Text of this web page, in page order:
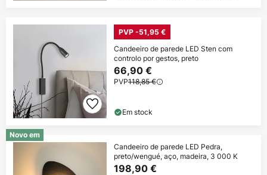
PVP -51,95 €
Candeeiro de parede LED Sten com
controlo por gestos, preto
66,90 €
PVP118,85 €
Em stock
Novo em
Candeeiro de parede LED Pedra,
preto/wengué, aço, madeira, 3 000 K
198,90 €